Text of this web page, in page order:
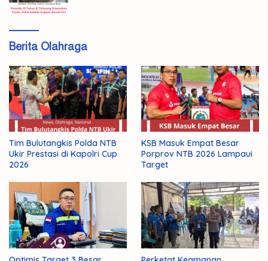
Berita Olahraga
Tim Bulutangkis Polda NTB
Ukir Prestasi di Kapolri Cup
2026
KSB Masuk Empat Besar
Porprov NTB 2026 Lampaui
Target